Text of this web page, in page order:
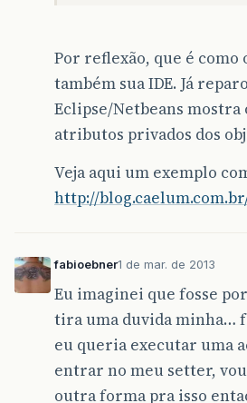
Por reflexão, que é como
também sua IDE. Já
Eclipse/Netbeans mostra
atributos privados dos
Veja aqui um exemplo
http://
fabioebner1 de mar. de 2013
Eu imaginei que fosse
tira uma duvida minha…
eu queria executar uma
entrar no meu setter,
outra forma pra isso